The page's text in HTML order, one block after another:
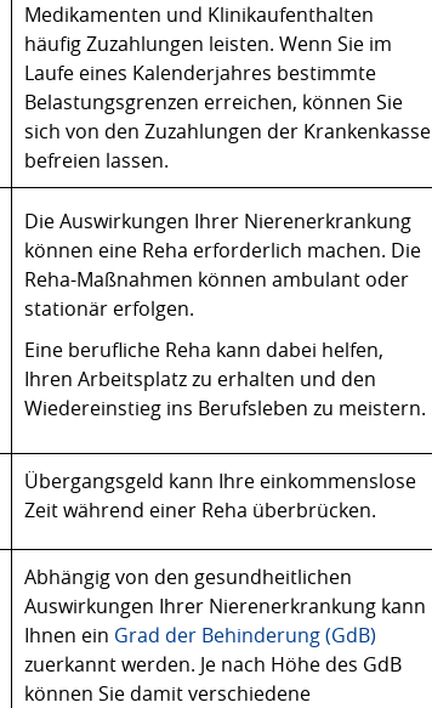
Medikamenten und Klinikaufenthalten
häufig Zuzahlungen leisten. Wenn Sie im
Laufe eines Kalenderjahres bestimmte
Belastungsgrenzen erreichen, können Sie
sich von den Zuzahlungen der Krankenkasse
befreien lassen.
Die Auswirkungen Ihrer Nierenerkrankung
können eine Reha erforderlich machen. Die
Reha-Maßnahmen können ambulant oder
stationär erfolgen.
Eine berufliche Reha kann dabei helfen,
Ihren Arbeitsplatz zu erhalten und den
Wiedereinstieg ins Berufsleben zu meistern.
Übergangsgeld kann Ihre einkommenslose
Zeit während einer Reha überbrücken.
Abhängig von den gesundheitlichen
Auswirkungen Ihrer Nierenerkrankung kann
Ihnen ein Grad der Behinderung (GdB)
zuerkannt werden. Je nach Höhe des GdB
können Sie damit verschiedene